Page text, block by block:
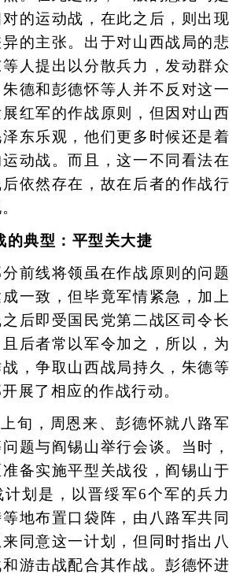
的运动战，在此之后，则出现
的主张。出于对山西战局的悲
人提出以分散兵力，发动群众
德和彭德怀等人并不反对这一
红军的作战原则，但因对山西
东乐观，他们更多时候还是着
动战。而且，这一不同看法在
依然存在，故在后者的作战行
典型：平型关大捷
线将领虽在作战原则的问题
成一致，但毕竟军情紧急，加上
后即受国民党第二战区司令长
后者常以军令加之，所以，为
，争取山西战局持久，朱德等
展了相应的作战行动。
，周恩来、彭德怀就八路军
题与阎锡山举行会谈。当时，
备实施平型关战役，阎锡山于
划是，以晋绥军6个军的兵力
地布置口袋阵，由八路军共同
同意这一计划，但同时指出八
游击战配合其作战。彭德怀进